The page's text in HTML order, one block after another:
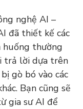
nghệ AI –
đã thiết kế các
huống thường
trả lời dựa trên
gò bó vào các
Bạn cũng sẽ
gia sư AI để